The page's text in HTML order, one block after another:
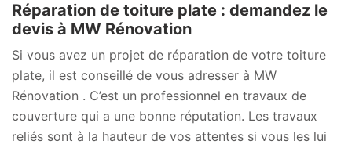
Réparation de toiture plate : demandez le
devis à MW Rénovation
Si vous avez un projet de réparation de votre toiture
plate, il est conseillé de vous adresser à MW
Rénovation . C’est un professionnel en travaux de
couverture qui a une bonne réputation. Les travaux
reliés sont à la hauteur de vos attentes si vous les lui